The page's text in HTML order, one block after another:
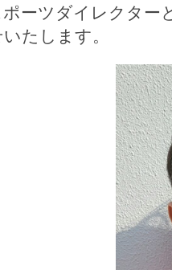
ーツダイレクター
たします。